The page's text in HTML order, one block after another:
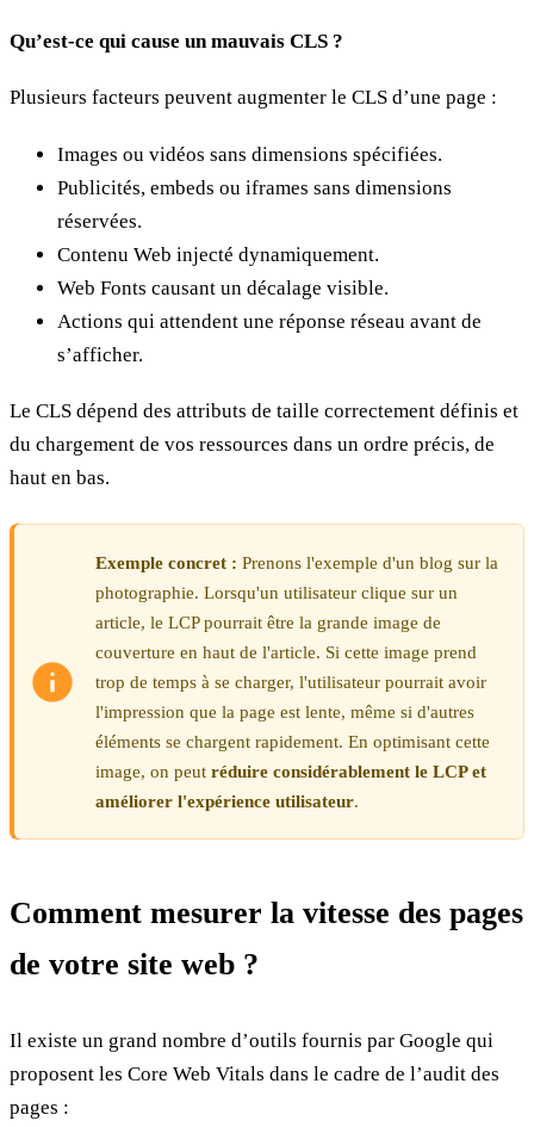
Qu’est-ce qui cause un mauvais CLS ?
Plusieurs facteurs peuvent augmenter le CLS d’une page :
Images ou vidéos sans dimensions spécifiées.
Publicités, embeds ou iframes sans dimensions
réservées.
Contenu Web injecté dynamiquement.
Web Fonts causant un décalage visible.
Actions qui attendent une réponse réseau avant de
s’afficher.
Le CLS dépend des attributs de taille correctement définis et
du chargement de vos ressources dans un ordre précis, de
haut en bas.
Exemple concret : Prenons l'exemple d'un blog sur la
photographie. Lorsqu'un utilisateur clique sur un
article, le LCP pourrait être la grande image de
couverture en haut de l'article. Si cette image prend
trop de temps à se charger, l'utilisateur pourrait avoir
l'impression que la page est lente, même si d'autres
éléments se chargent rapidement. En optimisant cette
image, on peut réduire considérablement le LCP et
améliorer l'expérience utilisateur.
Comment mesurer la vitesse des pages
de votre site web ?
Il existe un grand nombre d’outils fournis par Google qui
proposent les Core Web Vitals dans le cadre de l’audit des
pages :